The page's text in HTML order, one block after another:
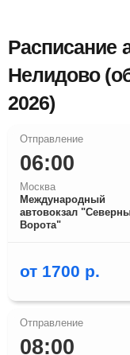
Расписание
Нелидово
2026)
06:00
Москва
Международный
автовокзал
Ворота"
от 1700 р.
08:00